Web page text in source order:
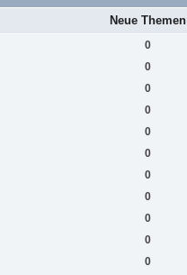
Neue Themen
0
0
0
0
0
0
0
0
0
0
0